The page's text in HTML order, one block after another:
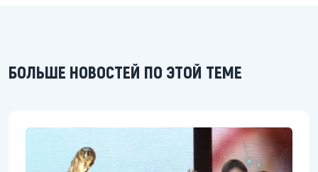
БОЛЬШЕ НОВОСТЕЙ ПО ЭТОЙ ТЕМЕ